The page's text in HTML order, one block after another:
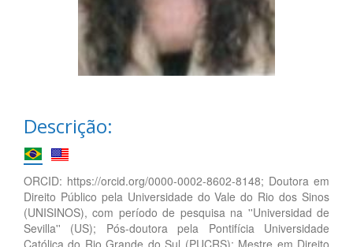
Descrição:
ORCID: https://orcid.org/0000-0002-8602-8148; Doutora em
Direito Público pela Universidade do Vale do Rio dos Sinos
(UNISINOS), com período de pesquisa na ''Universidad de
Sevilla'' (US); Pós-doutora pela Pontifícia Universidade
Católica do Rio Grande do Sul (PUCRS); Mestre em Direito